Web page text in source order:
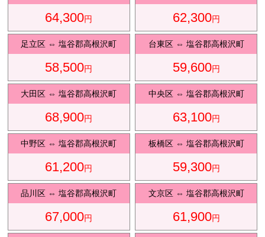
ディズニ
ー送迎
東
京
成
田
64,300円 62,300円
足立区 ⇔塩谷郡高根沢町
58,500円
台東区⇔ 塩谷郡高根沢町
59,600円
大田区 ⇔塩谷郡高根沢町
68,900円
中央区⇔ 塩谷郡高根沢町
63,100円
中野区 ⇔塩谷郡高根沢町
61,200円
板橋区⇔ 塩谷郡高根沢町
59,300円
品川区 ⇔塩谷郡高根沢町
67,000円
文京区⇔ 塩谷郡高根沢町
61,900円